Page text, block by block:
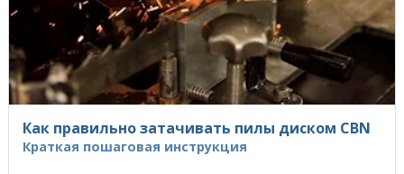
Как правильно затачивать пилы диском CBN
Краткая пошаговая инструкция